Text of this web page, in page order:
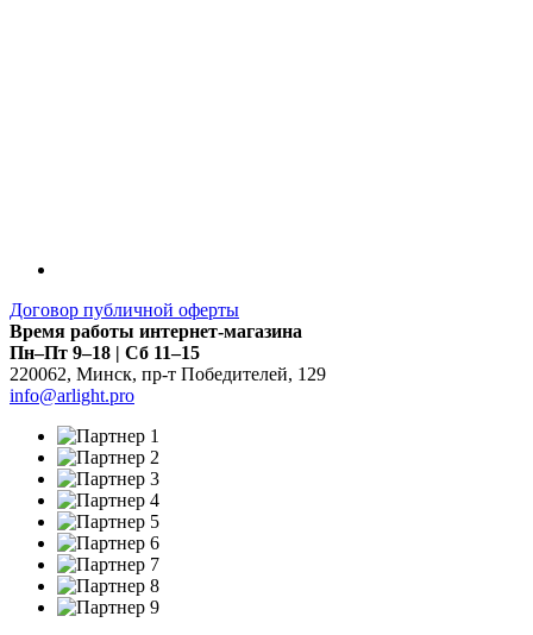
Договор публичной оферты
Время работы интернет-магазина
Пн–Пт 9–18 | Сб 11–15
220062, Минск, пр-т Победителей, 129
info@arlight.pro